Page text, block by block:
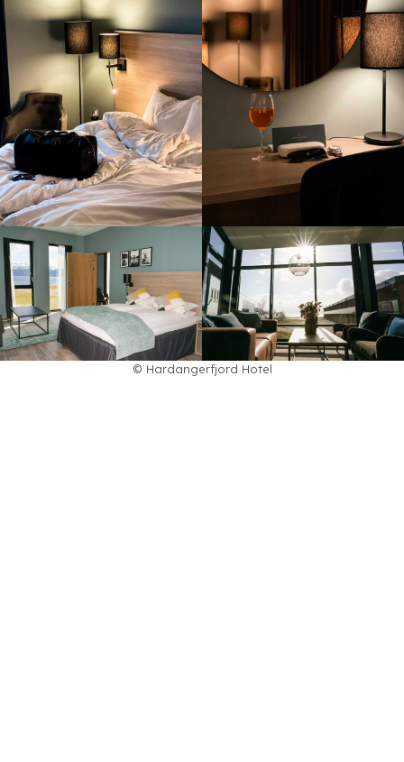
© Hardangerfjord Hotel